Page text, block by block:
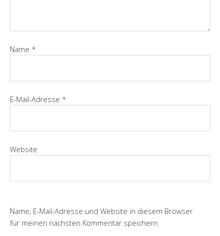
Name *
E-Mail-Adresse *
Website
Name, E-Mail-Adresse und Website in diesem Browser
für meinen nächsten Kommentar speichern.